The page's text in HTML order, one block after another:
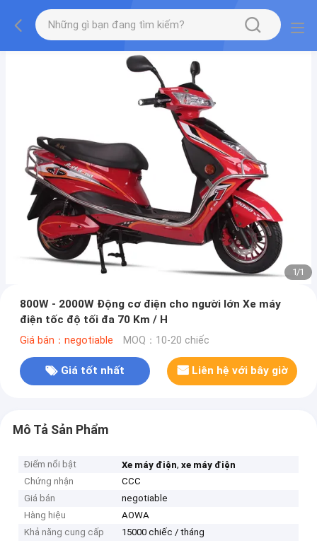
1/1
800W - 2000W Động cơ điện cho người lớn Xe máy
điện tốc độ tối đa 70 Km / H
Giá bán：negotiable MOQ：10-20 chiếc
Giá tốt nhất Liên hệ với bây giờ
Mô Tả Sản Phẩm
Điểm nổi bật Xe máy điện,xe máy điện
Chứng nhận
CCC
Giá bán
negotiable
Hàng hiệu
AOWA
Khả năng cung cấp
15000 chiếc / tháng